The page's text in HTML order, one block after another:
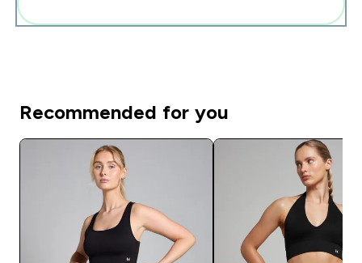
Recommended for you